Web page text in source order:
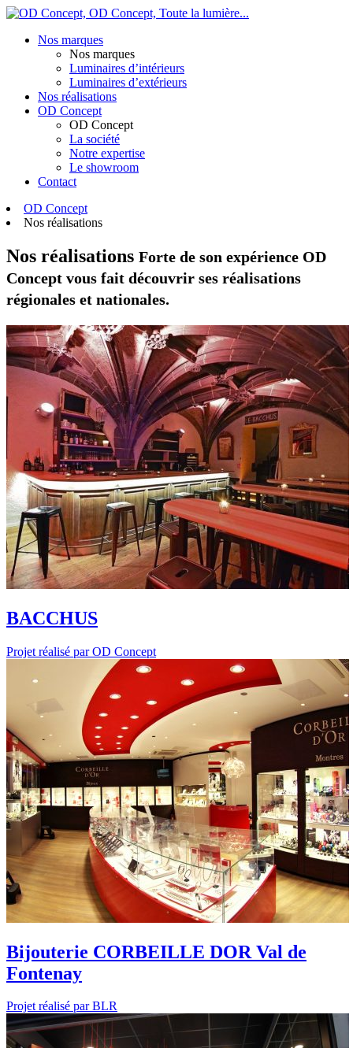
OD Concept, Toute la lumière...
Nos marques
Nos marques
Luminaires d’intérieurs
Luminaires d’extérieurs
Nos réalisations
OD Concept
OD Concept
La société
Notre expertise
Le showroom
Contact
OD Concept
Nos réalisations
Nos réalisations Forte de son expérience OD
Concept vous fait découvrir ses réalisations
régionales et nationales.
BACCHUS
Projet réalisé par OD Concept
Bijouterie CORBEILLE DOR Val de
Fontenay
Projet réalisé par BLR